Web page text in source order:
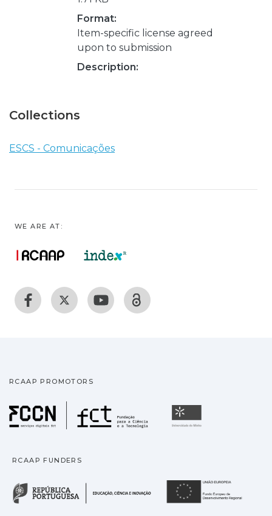
Format:
Item-specific license agreed
upon to submission
Description:
Collections
ESCS - Comunicações
WE ARE AT:
RCAAP PROMOTORS
Fundação para a
RCAAP FUNDERS
República Portuguesa